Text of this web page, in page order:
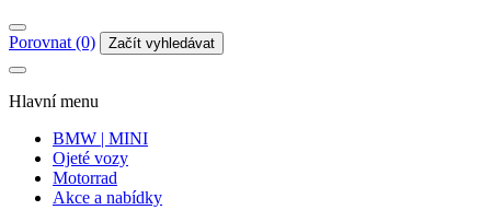
Porovnat (0) Začít vyhledávat
Hlavní menu
BMW | MINI
Ojeté vozy
Motorrad
Akce a nabídky